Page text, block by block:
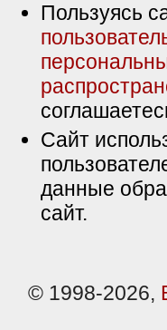
Пользуясь
Сайт
данные
сайт.
© 1998-2026,